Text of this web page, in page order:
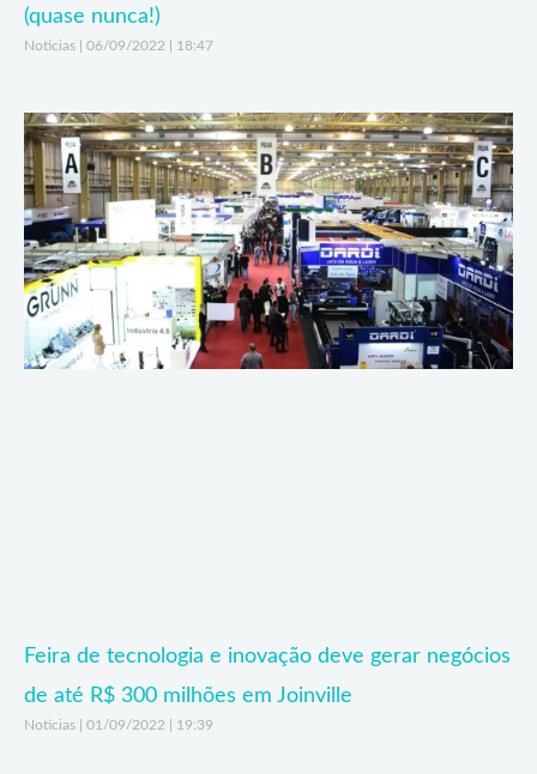
(quase nunca!)
Noticias 06/09/2022 18:47
Feira de tecnologia e inovação deve gerar negócios
de até R$ 300 milhões em Joinville
Noticias 01/09/2022 19:39